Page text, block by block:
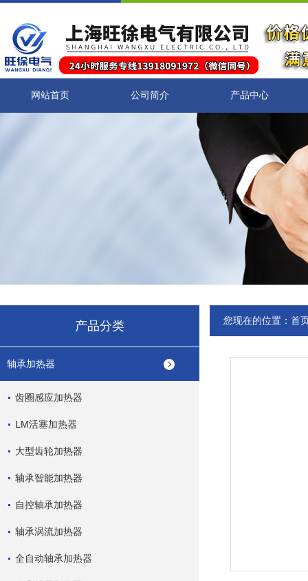
网站首页 公司简介 产品中心
产品分类
轴承加热器
齿圈感应加热器
LM活塞加热器
大型齿轮加热器
轴承智能加热器
自控轴承加热器
轴承涡流加热器
全自动轴承加热器
您现在的位置： 首